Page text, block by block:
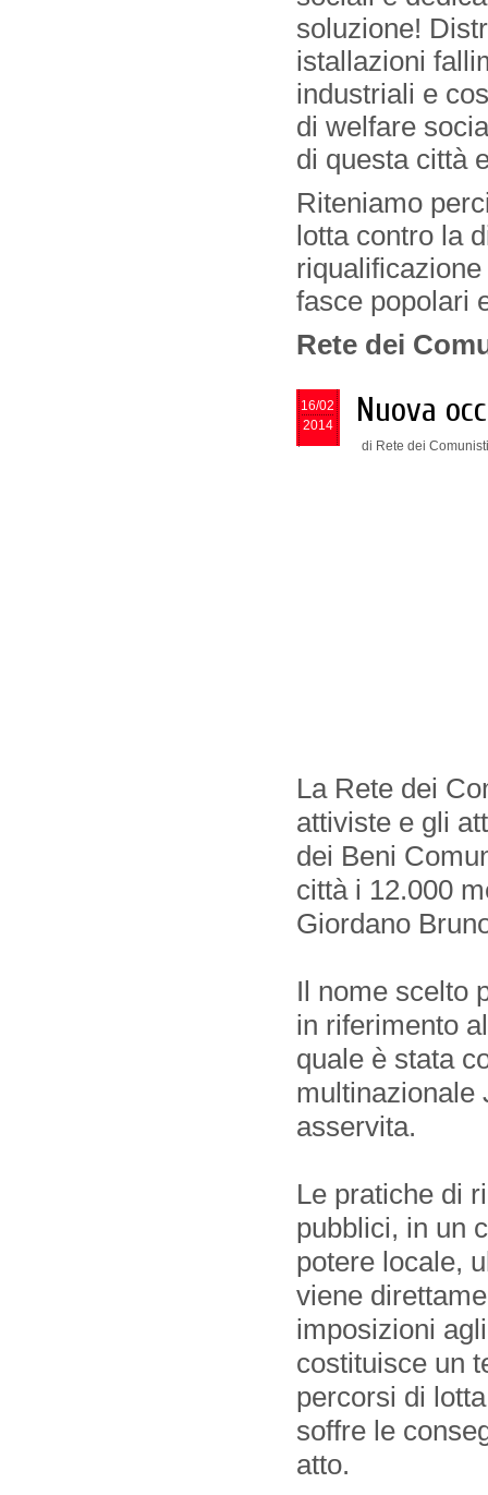
soluzione!
istallazioni
industriali e
di welfare
di questa città
Riteniamo
lotta contro la
fasce popolari
Rete dei
16/02
2014
Nuova
di Rete dei
La Rete dei
attiviste e gli
dei Beni
città i 12.000
Giordano
Il nome scelto
in riferimento
quale è stata
multinazionale
asservita.
Le pratiche di
pubblici, in un
potere locale,
viene
imposizioni
costituisce un
percorsi di
soffre le
atto.